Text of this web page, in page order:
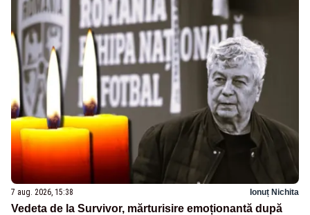
7 aug. 2026, 15:38 Ionuț Nichita
Vedeta de la Survivor, mărturisire emoționantă după